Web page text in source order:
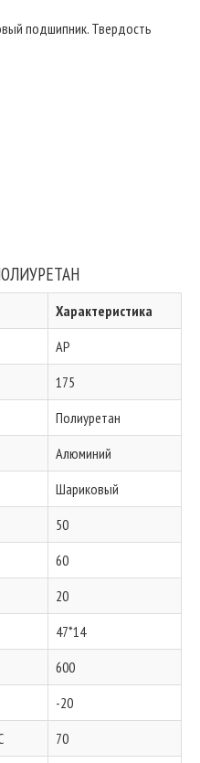
подшипник. Твердость
Характеристика
AP
175
Полиуретан
Алюминий
Шариковый
50
60
20
47*14
600
-20
70